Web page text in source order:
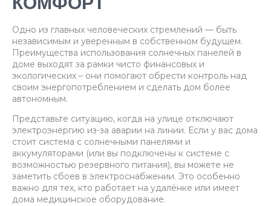
Одно из главных человеческих стремлений — быть
независимым и уверенным в собственном будущем.
Преимущества использования солнечных панелей в
доме выходят за рамки чисто финансовых и
экологических – они помогают обрести контроль над
своим энергопотреблением и сделать дом более
автономным.
Представьте ситуацию, когда на улице отключают
электроэнергию из-за аварии на линии. Если у вас дома
стоит система с солнечными панелями и
аккумуляторами (или вы подключены к системе с
возможностью резервного питания), вы можете не
заметить сбоев в электроснабжении. Это особенно
важно для тех, кто работает на удалёнке или имеет
дома медицинское оборудование.